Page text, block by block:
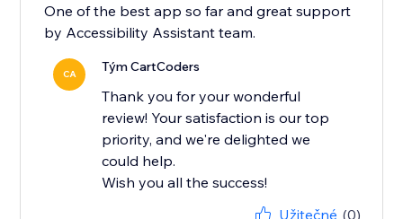
One of the best app so far and great support
by Accessibility Assistant team.
CA Tým CartCoders
Thank you for your wonderful
review! Your satisfaction is our top
priority, and we're delighted we
could help.
Wish you all the success!
Užitečné (0)